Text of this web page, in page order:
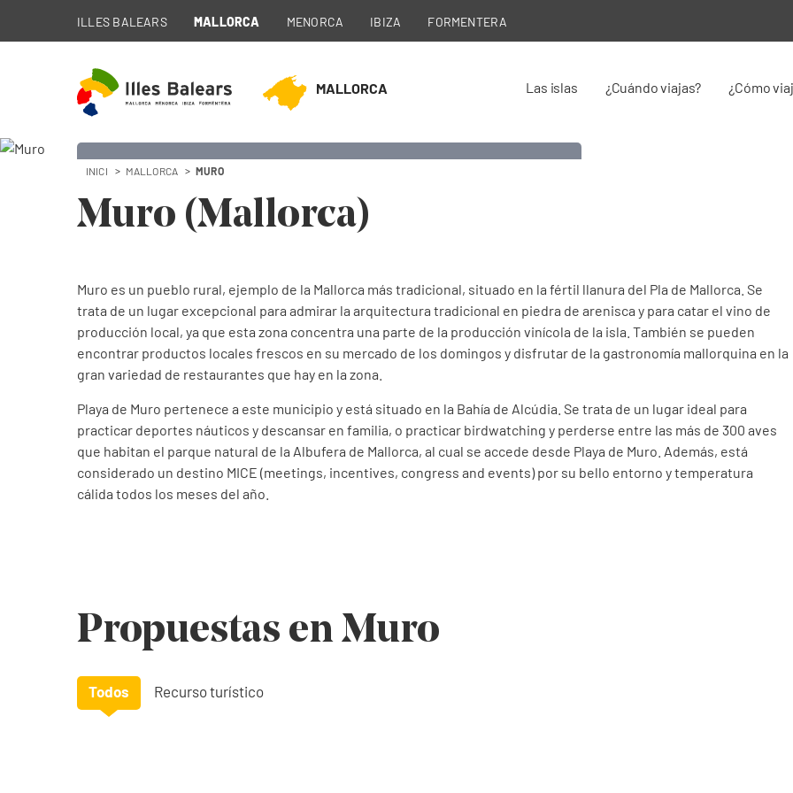
ILLES BALEARS MALLORCA MENORCA IBIZA FORMENTERA
MALLORCA Las islas ¿Cuándo viajas? ¿Cómo
Muro
INICI MALLORCA MURO
Muro (Mallorca)
Muro es un pueblo rural, ejemplo de la Mallorca más tradicional, situado en la fértil llanura del Pla de Mallorca. Se
trata de un lugar excepcional para admirar la arquitectura tradicional en piedra de arenisca y para catar el vino de
producción local, ya que esta zona concentra una parte de la producción vinícola de la isla. También se pueden
encontrar productos locales frescos en su mercado de los domingos y disfrutar de la gastronomía mallorquina en la
gran variedad de restaurantes que hay en la zona.
Playa de Muro pertenece a este municipio y está situado en la Bahía de Alcúdia. Se trata de un lugar ideal para
practicar deportes náuticos y descansar en familia, o practicar birdwatching y perderse entre las más de 300 aves
que habitan el parque natural de la Albufera de Mallorca, al cual se accede desde Playa de Muro. Además, está
considerado un destino MICE (meetings, incentives, congress and events) por su bello entorno y temperatura
cálida todos los meses del año.
Propuestas en Muro
Todos Recurso turístico